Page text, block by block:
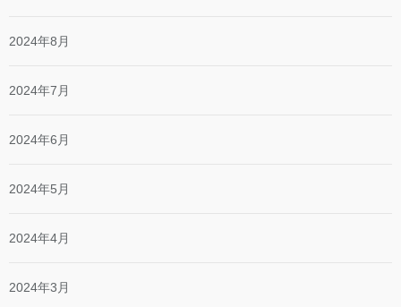
2024年8月
2024年7月
2024年6月
2024年5月
2024年4月
2024年3月